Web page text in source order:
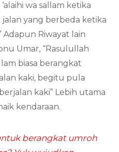
wa sallam ketika
jalan yang berbeda ketika
Riwayat lain
Umar, “Rasulullah
biasa berangkat
kaki, begitu pula
kaki” Lebih utama
kendaraan.
berangkat umroh